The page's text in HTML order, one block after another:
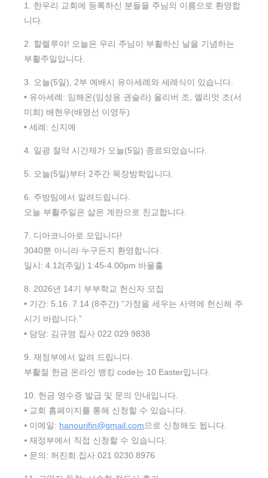
1. 한우리 교회에 등록하신 분들을 주님의 이름으로 환영합
니다.
2. 할렐루야! 오늘은 우리 주님이 부활하신 날을 기념하는
부활주일입니다.
3. 오늘(5일), 2부 예배시 유아세례와 세례식이 있습니다.
• 유아세례: 임해온(임성용 권슬라) 올리버 조, 엘리엇 조(서
미희) 배현우(배명선 이영두)
• 세례: 신지예
4. 일광 절약 시간제가 오늘(5일) 종료되었습니다.
5. 오늘(5일)부터 2주간 목장방학입니다.
6. 주방팀에서 알려드립니다.
오늘 부활주일은 삶은 계란으로 친교합니다.
7. 디아코니아로 모입니다!
3040뿐 아니라 누구든지 환영합니다.
일시: 4.12(주일) 1:45-4.00pm 바울홀
8. 2026년 14기 부부학교 헌신자 모집
• 기간: 5.16 ­ 7.14 (8주간) “가정을 세우는 사역에 헌신해 주
시기 바랍니다.”
• 담당: 김규영 집사 022 029 9838
9. 재정부에서 알려 드립니다.
부활절 헌금 온라인 뱅킹 code는 10 Easter입니다.
10. 헌금 영수증 발급 및 문의 안내입니다.
⦁ 교회 홈페이지를 통해 신청할 수 있습니다.
⦁ 이메일: hanourifin@gmail.com으로 신청해도 됩니다.
⦁ 재정부에서 직접 신청할 수 있습니다.
⦁ 문의: 허진희 집사 021 0230 8976